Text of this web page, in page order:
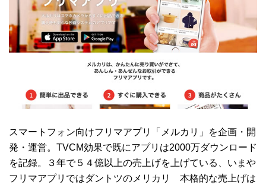
スマートフォン向けフリマアプリ「メルカリ」を企画・開
発・運営。TVCM効果で既にアプリは2000万ダウンロード
を記録。３年で５４億以上の売上げを上げている、いまや
フリマアプリではダントツのメリカリ 本格的な売上げは